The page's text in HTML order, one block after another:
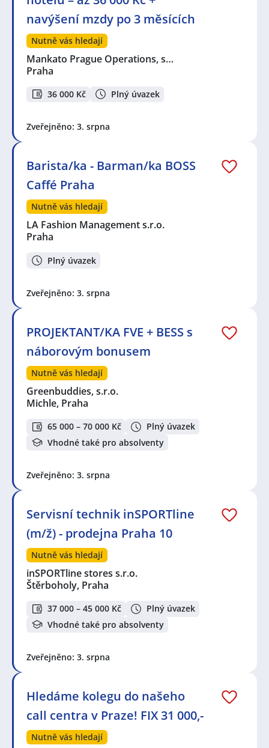
navýšení mzdy po 3 měsících
Nutně vás hledají
Mankato Prague Operations, s…
Praha
36 000 Kč Plný úvazek
Zveřejněno: 3. srpna
Barista/ka - Barman/ka BOSS
Caffé Praha
Nutně vás hledají
LA Fashion Management s.r.o.
Praha
Plný úvazek
Zveřejněno: 3. srpna
PROJEKTANT/KA FVE + BESS s
náborovým bonusem
Nutně vás hledají
Greenbuddies, s.r.o.
Michle, Praha
65 000 – 70 000 Kč
Plný úvazek
Vhodné také pro absolventy
Zveřejněno: 3. srpna
Servisní technik inSPORTline
(m/ž) - prodejna Praha 10
Nutně vás hledají
inSPORTline stores s.r.o.
Štěrboholy, Praha
37 000 – 45 000 Kč
Plný úvazek
Vhodné také pro absolventy
Zveřejněno: 3. srpna
Hledáme kolegu do našeho
call centra v Praze! FIX 31 000,-
Nutně vás hledají